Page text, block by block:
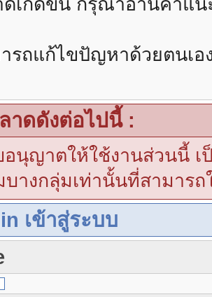
เกิดขึ้น กรุณาอ่านคำแน
รถแก้ไขปัญหาด้วยตนเ
าดดังต่อไปนี้ :
นุญาตให้ใช้งานส่วนนี้ เ
บางกลุ่มเท่านั้นที่สามารถ
เข้าสู่ระบบ